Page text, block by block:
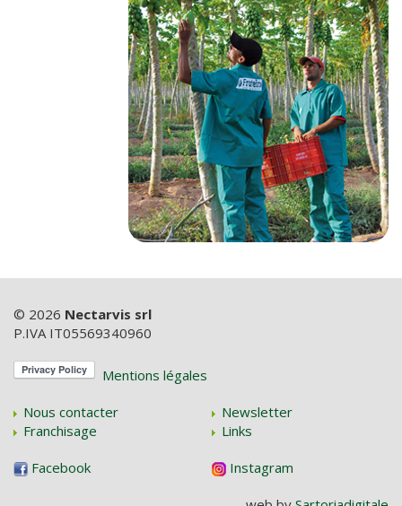
© 2026 Nectarvis srl
P.IVA IT05569340960
Mentions légales
Nous contacter
Franchisage
Newsletter
Links
Facebook Instagram